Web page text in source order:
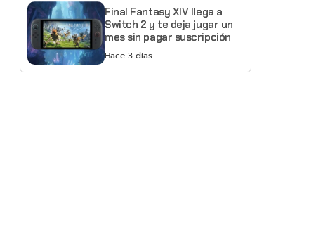
Final Fantasy XIV llega a
Switch 2 y te deja jugar un
mes sin pagar suscripción
Hace 3 días